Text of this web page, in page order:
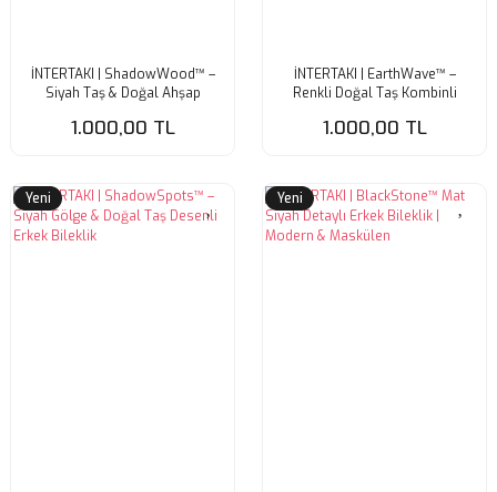
İNTERTAKI | ShadowWood™ –
Siyah Taş & Doğal Ahşap
1.000,00 TL
İNTERTAKI | EarthWave™ –
Renkli Doğal Taş Kombinli
Buluşması
1.000,00 TL
Yeni Yeni